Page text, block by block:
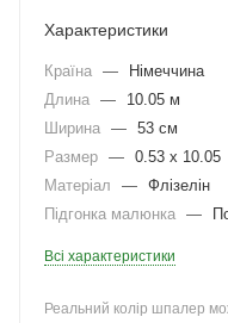
Характеристики
Країна —
Німеччина
Длина —
10.05 м
Ширина — 53 см
Размер — 0.53 x 10.05
Матеріал
— Флізелін
Підгонка малюнка —
Всі характеристики
Реальний колір шпалер